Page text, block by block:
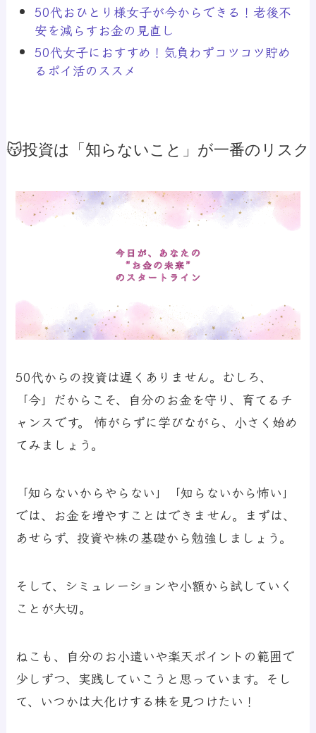
50代おひとり様女子が今からできる！老後不
安を減らすお金の見直し
50代女子におすすめ！気負わずコツコツ貯め
るポイ活のススメ
😽投資は「知らないこと」が一番のリスク
50代からの投資は遅くありません。むしろ、
「今」だからこそ、自分のお金を守り、育てるチ
ャンスです。 怖がらずに学びながら、小さく始め
てみましょう。
「知らないからやらない」「知らないから怖い」
では、お金を増やすことはできません。まずは、
あせらず、投資や株の基礎から勉強しましょう。
そして、シミュレーションや小額から試していく
ことが大切。
ねこも、自分のお小遣いや楽天ポイントの範囲で
少しずつ、実践していこうと思っています。そし
て、いつかは大化けする株を見つけたい！